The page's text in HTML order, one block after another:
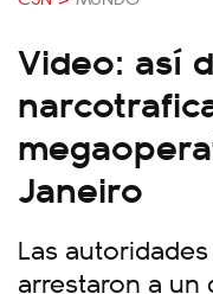
Video: así
Janeiro
Las
arrestaron a